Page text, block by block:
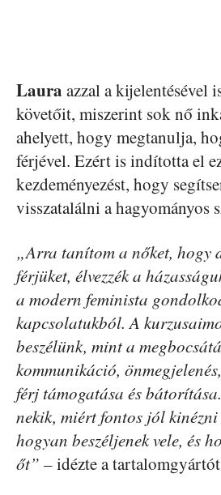
Laura azzal a kijelentésével
követőit, miszerint sok nő
ahelyett, hogy megtanulja,
férjével. Ezért is indította el
kezdeményezést, hogy
visszatalálni a hagyományos
„Arra tanítom a nőket, hogy
férjüket, élvezzék a
a modern feminista
kapcsolatukból. A
beszélünk, mint a
kommunikáció,
férj támogatása és
nekik, miért fontos jól
hogyan beszéljenek vele, és
őt” – idézte a